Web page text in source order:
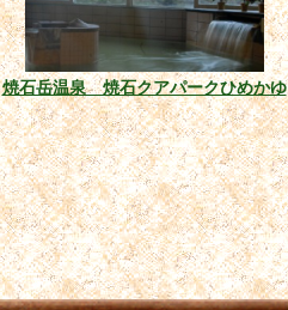
焼石岳温泉 焼石クアパークひめかゆ